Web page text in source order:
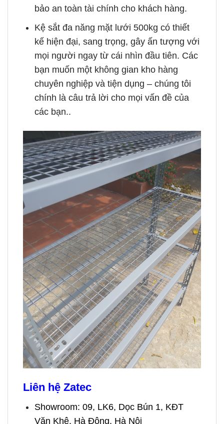
bảo an toàn tài chính cho khách hàng.
Kệ sắt đa năng mặt lưới 500kg có thiết
kế hiện đại, sang trọng, gây ấn tượng với
mọi người ngay từ cái nhìn đầu tiên. Các
bạn muốn một không gian kho hàng
chuyên nghiệp và tiện dụng – chúng tôi
chính là câu trả lời cho mọi vấn đề của
các bạn..
Liên hệ Zatec
Showroom: 09, LK6, Dọc Bún 1, KĐT
Văn Khê, Hà Đông, Hà Nội